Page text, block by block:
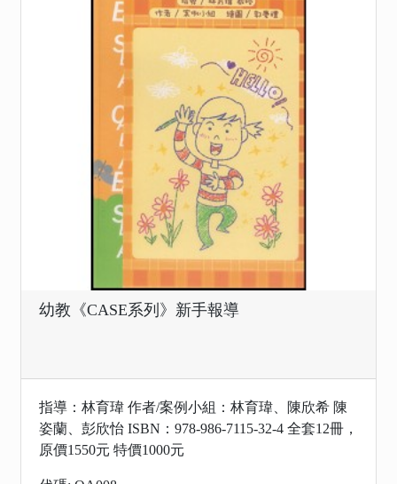
幼教《CASE系列》新手報導
指導：林育瑋 作者/案例小組：林育瑋、陳欣希 陳
姿蘭、彭欣怡 ISBN：978-986-7115-32-4 全套12冊，
原價1550元 特價1000元